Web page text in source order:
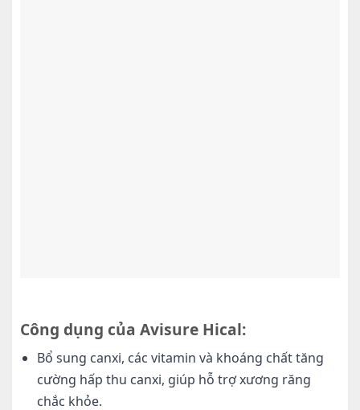
Công dụng của Avisure Hical:
Bổ sung canxi, các vitamin và khoáng chất tăng
cường hấp thu canxi, giúp hỗ trợ xương răng
chắc khỏe.